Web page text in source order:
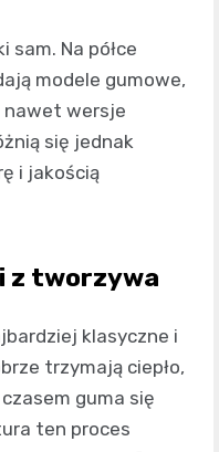
Na półce
modele gumowe,
nawet wersje
się jednak
i jakością
z tworzywa
klasyczne i
trzymają ciepło,
guma się
ten proces